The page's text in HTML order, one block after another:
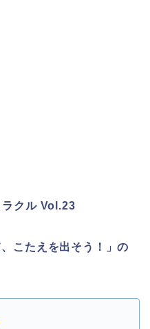
ラクル Vol.23
こたえを出そう！」の